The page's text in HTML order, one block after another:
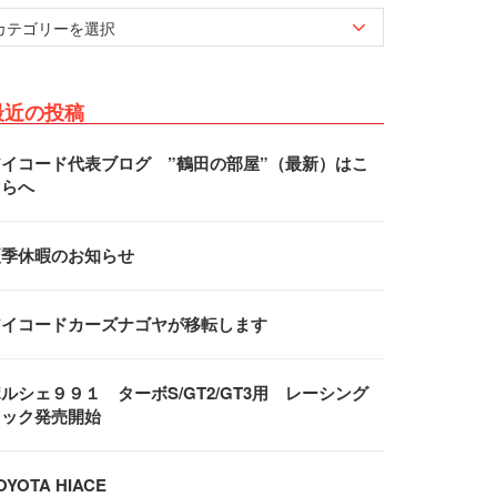
の投稿
コード代表ブログ ”鶴田の部屋”（最新）はこ
へ
休暇のお知らせ
コードカーズナゴヤが移転します
シェ９９１ ターボS/GT2/GT3用 レーシング
ク発売開始
HIACE